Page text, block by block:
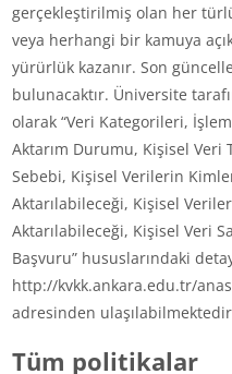
gerçekleştirilmiş olan her
veya herhangi bir kamuya
yürürlük kazanır. Son
bulunacaktır. Üniversite
olarak “Veri Kategorileri,
Aktarım Durumu, Kişisel Veri
Sebebi, Kişisel Verilerin
Aktarılabileceği, Kişisel
Aktarılabileceği, Kişisel Veri
Başvuru” hususlarındaki
http://kvkk.ankara.edu.tr/
adresinden
Tüm politikalar